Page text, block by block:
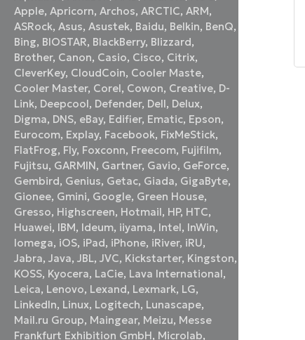
Apple,Apricorn,Archos,ARCTIC,ARM,
ASRock,Asus,Asustek, Baidu, Belkin, BenQ,
Bing, BIOSTAR, BlackBerry, Blizzard,
Brother, Canon, Casio, Cisco, Citrix,
CleverKey, CloudCoin, Cooler Maste,
Cooler Master, Corel, Cowon, Creative, D-
Link, Deepcool, Defender, Dell, Delux,
Digma, DNS, eBay, Edifier, Ematic, Epson,
Eurocom, Explay, Facebook, FixMeStick,
FlatFrog, Fly, Foxconn, Freecom, Fujifilm,
Fujitsu, GARMIN, Gartner, Gavio, GeForce,
Gembird, Genius, Getac, Giada, GigaByte,
Gionee, Gmini, Google, Green House,
Gresso, Highscreen, Hotmail, HP, HTC,
Huawei, IBM, Ideum, iiyama, Intel, InWin,
Iomega, iOS, iPad, iPhone, iRiver, iRU,
Jabra,Java,JBL,JVC, Kickstarter, Kingston,
KOSS, Kyocera, LaCie, Lava International,
Leica, Lenovo, Lexand, Lexmark, LG,
LinkedIn, Linux, Logitech, Lunascape,
Mail.ru Group, Maingear, Meizu, Messe
Frankfurt Exhibition GmbH, Microlab,